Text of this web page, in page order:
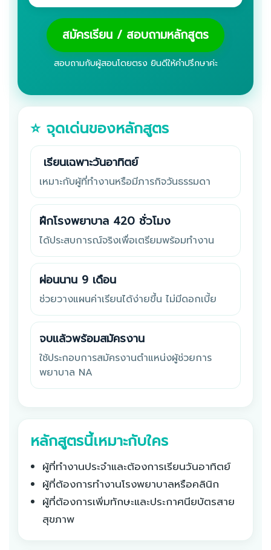
สมัครเรียน / สอบถามหลักสูตร
สอบถามกับผู้สอนโดยตรง ยินดีให้คำปรึกษาค่ะ
⭐ จุดเด่นของหลักสูตร
️ เรียนเฉพาะวันอาทิตย์
เหมาะกับผู้ที่ทำงานหรือมีภารกิจวันธรรมดา
ฝึกโรงพยาบาล 420 ชั่วโมง
ได้ประสบการณ์จริงเพื่อเตรียมพร้อมทำงาน
ผ่อนนาน 9 เดือน
ช่วยวางแผนค่าเรียนได้ง่ายขึ้น ไม่มีดอกเบี้ย
จบแล้วพร้อมสมัครงาน
ใช้ประกอบการสมัครงานตำแหน่งผู้ช่วยการ
พยาบาล NA
หลักสูตรนี้เหมาะกับใคร
ผู้ที่ทำงานประจำและต้องการเรียนวันอาทิตย์
ผู้ที่ต้องการทำงานโรงพยาบาลหรือคลินิก
ผู้ที่ต้องการเพิ่มทักษะและประกาศนียบัตรสาย
สุขภาพ